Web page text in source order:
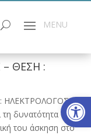
ΘΕΣΗ :
ΗΛΕΚΤΡΟΛΟΓΟΣ Η
τη δυνατότητα σε
του άσκηση στο